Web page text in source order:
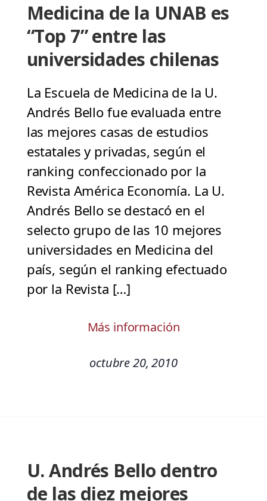
Medicina de la UNAB es
“Top 7” entre las
universidades chilenas
La Escuela de Medicina de la U.
Andrés Bello fue evaluada entre
las mejores casas de estudios
estatales y privadas, según el
ranking confeccionado por la
Revista América Economía. La U.
Andrés Bello se destacó en el
selecto grupo de las 10 mejores
universidades en Medicina del
país, según el ranking efectuado
por la Revista […]
Más información
octubre 20, 2010
U. Andrés Bello dentro
de las diez mejores